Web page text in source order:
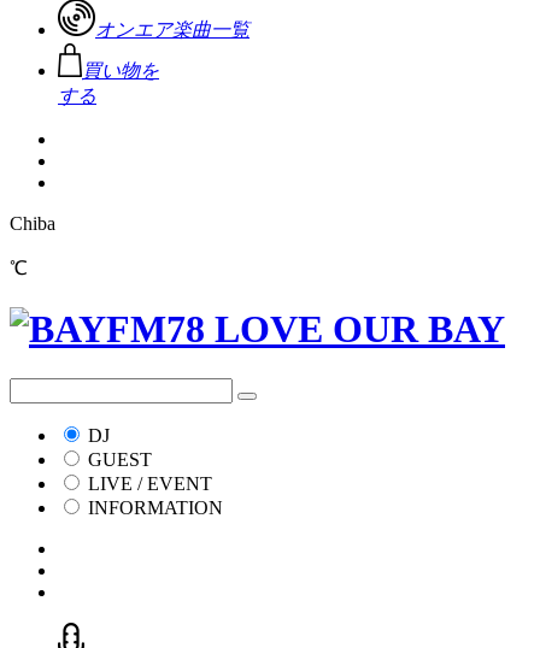
オンエア楽曲一覧
買い物を
する
Chiba
℃
DJ
GUEST
LIVE / EVENT
INFORMATION